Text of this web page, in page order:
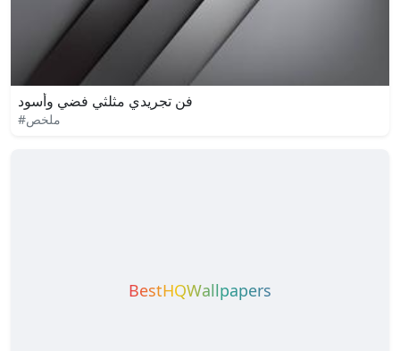
فن تجريدي مثلثي فضي وأسود
#ملخص
BestHQWallpapers